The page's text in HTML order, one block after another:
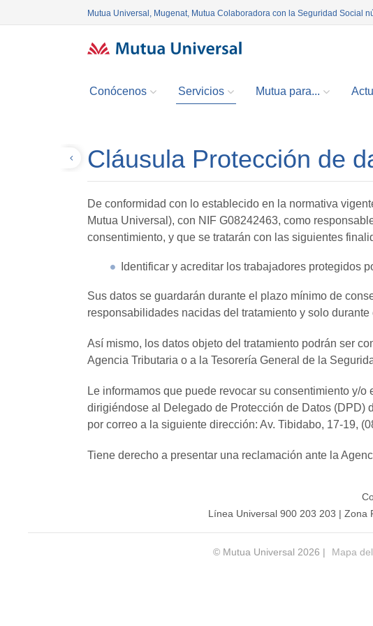
Mutua Universal, Mugenat, Mutua Colaboradora con la Seguridad Social
Conócenos Servicios Mutua para...
Cláusula Protección de
De conformidad con lo establecido en la normativa
Mutua Universal), con NIF G08242463, como
consentimiento, y que se tratarán con las siguientes
Identificar y acreditar los trabajadores protegidos
Sus datos se guardarán durante el plazo mínimo de
responsabilidades nacidas del tratamiento y solo
Así mismo, los datos objeto del tratamiento podrán ser
Agencia Tributaria o a la Tesorería General de la
Le informamos que puede revocar su consentimiento y/
dirigiéndose al Delegado de Protección de Datos (DPD)
por correo a la siguiente dirección: Av. Tibidabo, 17-19,
Tiene derecho a presentar una reclamación ante la
Línea Universal 900 203 203 | Zona
© Mutua Universal 2026 | Mapa